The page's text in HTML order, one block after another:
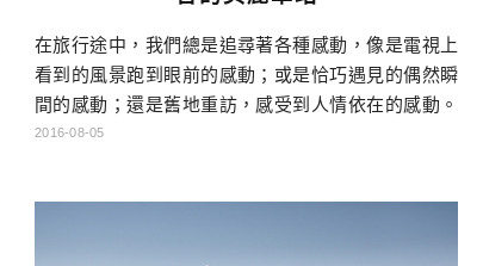
在旅行途中，我們總是追尋著各種感動，像是電視上
看到的風景跑到眼前的感動；或是恰巧遇見的偶然瞬
間的感動；還是舊地重訪，感受到人情依在的感動。
千綿車站這個海邊小車站所帶給我的感動，實在是難
2016-08-05